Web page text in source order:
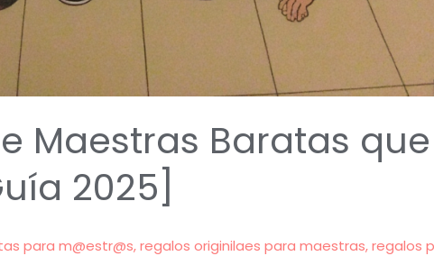
Maestras Baratas
2025]
para m@estr@s,regalos originilaes para maestras,regalos